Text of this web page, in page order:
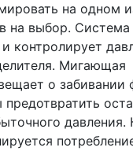
на одном
на выбор.
контролирует
Мигающая
о забивании
давления.